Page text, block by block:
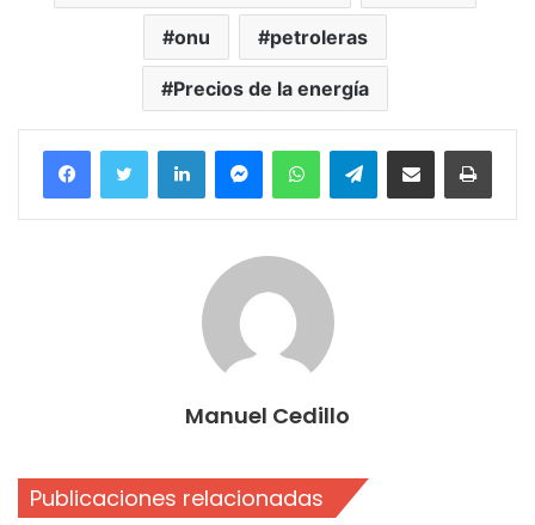
onu petroleras
Precios de la energía
FacebookTwitter LinkedInMessengerWhatsAppTelegramCompartir por correo electrónico
Manuel Cedillo
Publicaciones relacionadas